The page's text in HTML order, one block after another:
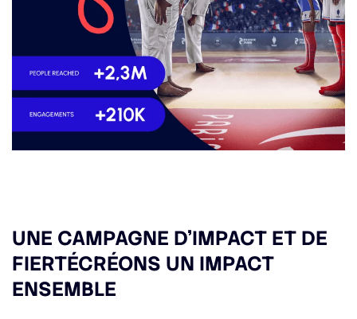
UNE CAMPAGNE D’IMPACT ET DE
FIERTÉCRÉONS UN IMPACT
ENSEMBLE